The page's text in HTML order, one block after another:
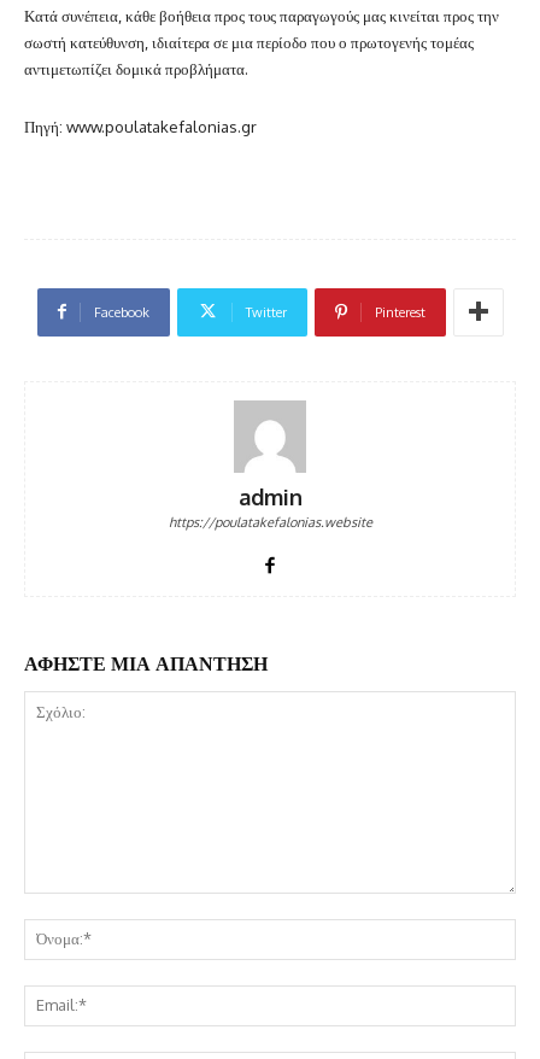
Κατά συνέπεια, κάθε βοήθεια προς τους παραγωγούς μας κινείται προς την
σωστή κατεύθυνση, ιδιαίτερα σε μια περίοδο που ο πρωτογενής τομέας
αντιμετωπίζει δομικά προβλήματα.
Πηγή: www.poulatakefalonias.gr
Facebook Twitter Pinterest
admin
https://poulatakefalonias.website
ΑΦΗΣΤΕ ΜΙΑ ΑΠΑΝΤΗΣΗ